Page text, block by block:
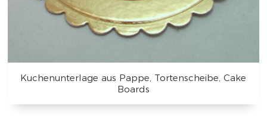
Kuchenunterlage aus Pappe, Tortenscheibe, Cake
Boards